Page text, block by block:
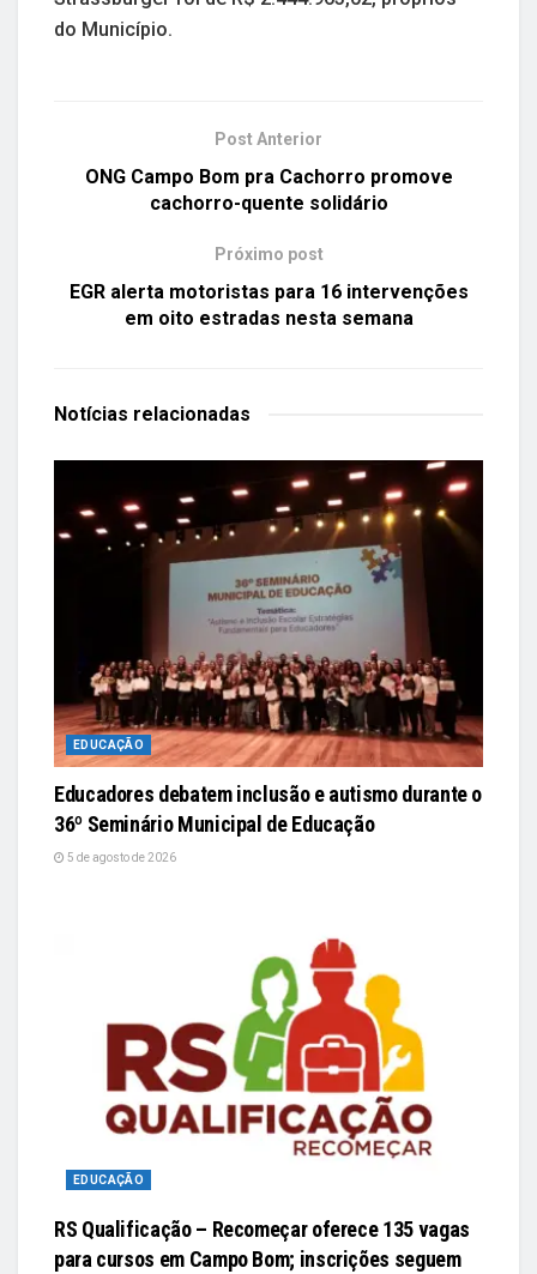
do Município.
Post Anterior
ONG Campo Bom pra Cachorro promove
cachorro-quente solidário
Próximo post
EGR alerta motoristas para 16 intervenções
em oito estradas nesta semana
Notícias relacionadas
EDUCAÇÃO
Educadores debatem inclusão e autismo durante o
36º Seminário Municipal de Educação
5 de agosto de 2026
EDUCAÇÃO
RS Qualificação – Recomeçar oferece 135 vagas
para cursos em Campo Bom; inscrições seguem